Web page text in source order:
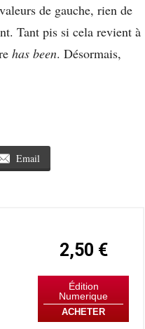
de gauche, rien de
Tant pis si cela revient à
has been. Désormais,
Email
2,50 €
Édition
Numerique
ACHETER